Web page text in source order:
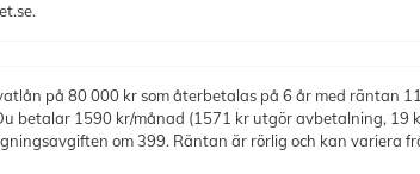
på 80 000 kr som återbetalas på 6 år med räntan
betalar 1590 kr/månad (1571 kr utgör avbetalning,
om 399. Räntan är rörlig och kan variera